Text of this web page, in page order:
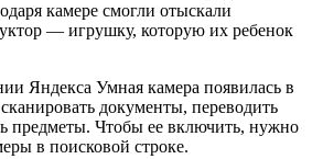
камере смогли отыскали
— игрушку, которую их ребенок
Яндекса Умная камера появилась в
документы, переводить
предметы. Чтобы ее включить, нужно
в поисковой строке.